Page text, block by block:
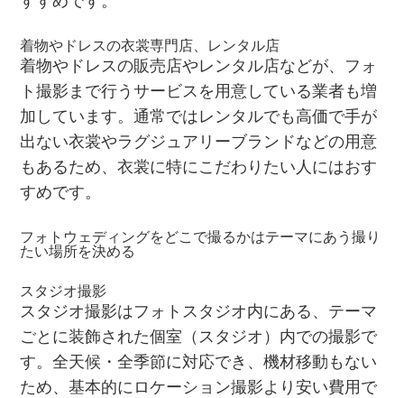
着物やドレスの衣裳専門店、レンタル店
着物やドレスの販売店やレンタル店などが、フォ
ト撮影まで行うサービスを用意している業者も増
加しています。通常ではレンタルでも高価で手が
出ない衣裳やラグジュアリーブランドなどの用意
もあるため、衣裳に特にこだわりたい人にはおす
すめです。
フォトウェディングをどこで撮るかはテーマにあう撮り
たい場所を決める
スタジオ撮影
スタジオ撮影はフォトスタジオ内にある、テーマ
ごとに装飾された個室（スタジオ）内での撮影で
す。全天候・全季節に対応でき、機材移動もない
ため、基本的にロケーション撮影より安い費用で